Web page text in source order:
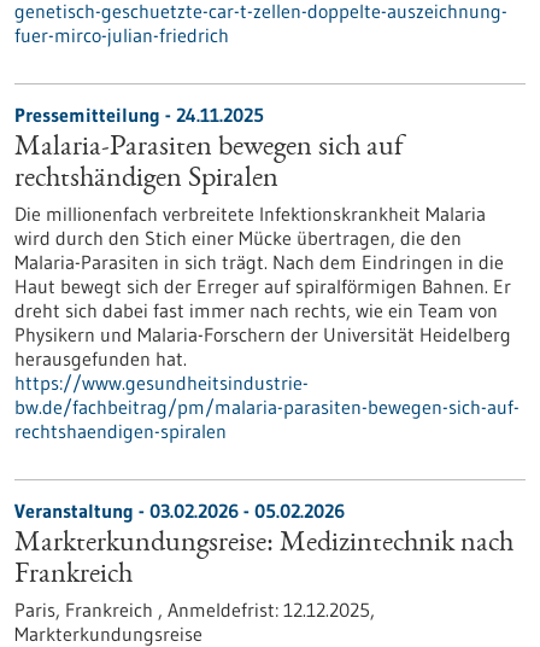
genetisch-geschuetzte-car-t-zellen-doppelte-auszeichnung-
fuer-mirco-julian-friedrich
Pressemitteilung - 24.11.2025
Malaria-Parasiten bewegen sich auf
rechtshändigen Spiralen
Die millionenfach verbreitete Infektionskrankheit Malaria
wird durch den Stich einer Mücke übertragen, die den
Malaria-Parasiten in sich trägt. Nach dem Eindringen in die
Haut bewegt sich der Erreger auf spiralförmigen Bahnen. Er
dreht sich dabei fast immer nach rechts, wie ein Team von
Physikern und Malaria-Forschern der Universität Heidelberg
herausgefunden hat.
https://www.gesundheitsindustrie-
bw.de/fachbeitrag/pm/malaria-parasiten-bewegen-sich-auf-
rechtshaendigen-spiralen
Veranstaltung - 03.02.2026 - 05.02.2026
Markterkundungsreise: Medizintechnik nach
Frankreich
Paris, Frankreich , Anmeldefrist: 12.12.2025,
Markterkundungsreise